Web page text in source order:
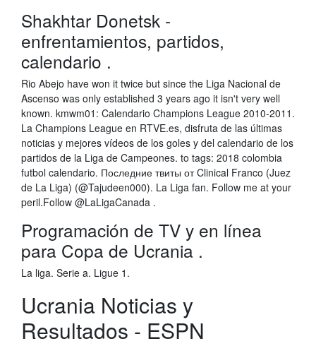
Shakhtar Donetsk -
enfrentamientos, partidos,
calendario .
Rio Abejo have won it twice but since the Liga Nacional de
Ascenso was only established 3 years ago it isn't very well
known. kmwm01: Calendario Champions League 2010-2011.
La Champions League en RTVE.es, disfruta de las últimas
noticias y mejores vídeos de los goles y del calendario de los
partidos de la Liga de Campeones. to tags: 2018 colombia
futbol calendario. Последние твиты от Clinical Franco (Juez
de La Liga) (@Tajudeen000). La Liga fan. Follow me at your
peril.Follow @LaLigaCanada .
Programación de TV y en línea
para Copa de Ucrania .
La liga. Serie a. Ligue 1.
Ucrania Noticias y
Resultados - ESPN